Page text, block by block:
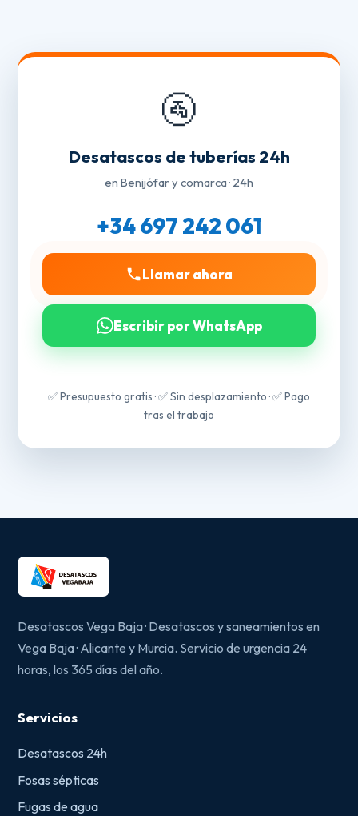
🚰
Desatascos de tuberías 24h
en Benijófar y comarca · 24h
+34 697 242 061
Llamar ahora
Escribir por WhatsApp
✅ Presupuesto gratis · ✅ Sin desplazamiento · ✅ Pago
tras el trabajo
Desatascos Vega Baja · Desatascos y saneamientos en
Vega Baja · Alicante y Murcia. Servicio de urgencia 24
horas, los 365 días del año.
Servicios
Desatascos 24h
Fosas sépticas
Fugas de agua